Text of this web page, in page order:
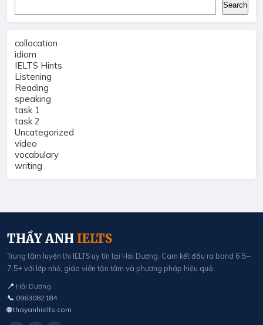
Search
collocation
idiom
IELTS Hints
Listening
Reading
speaking
task 1
task 2
Uncategorized
video
vocabulary
writing
THẦY ANH IELTS
Trung tâm luyện thi IELTS uy tín tại Hải Dương. Cam kết đầu ra band 6.5–
7.5+ với lớp nhỏ, giáo viên tận tâm và phương pháp hiệu quả.
📍 Hải Dương
📞 0963082184
🌐 thayanhielts.com